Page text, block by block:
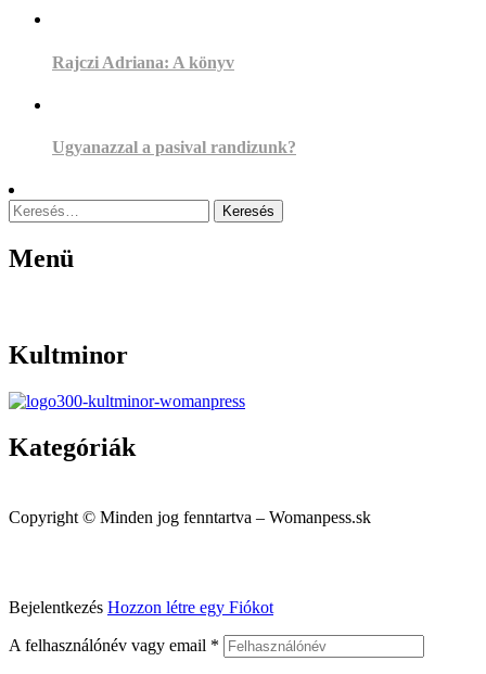
Rajczi Adriana: A könyv
Ugyanazzal a pasival randizunk?
Keresés:
Menü
Kultminor
Kategóriák
Copyright © Minden jog fenntartva – Womanpess.sk
Bejelentkezés Hozzon létre egy Fiókot
A felhasználónév vagy email *